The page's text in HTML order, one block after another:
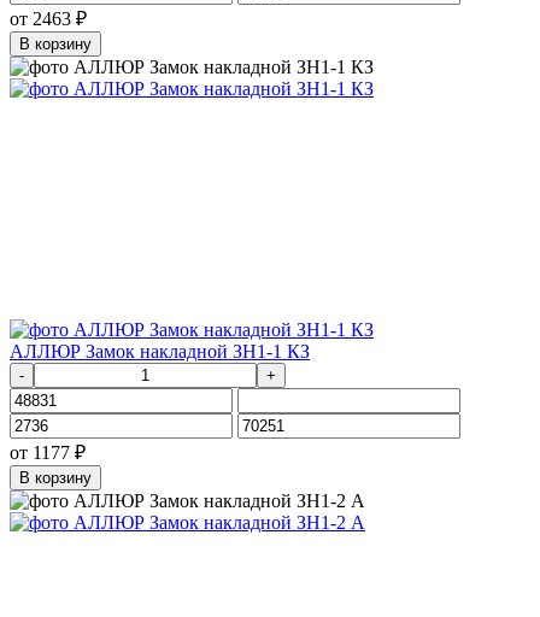
от 2463 ₽
В корзину
АЛЛЮР Замок накладной ЗН1-1 КЗ
- +
от 1177 ₽
В корзину